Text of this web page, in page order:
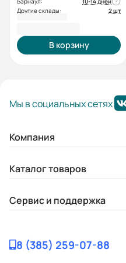
Другие склады:
2 шт
В корзину
Мы в социальных сетях
Компания
Каталог товаров
Сервис и поддержка
8 (385) 259-07-88